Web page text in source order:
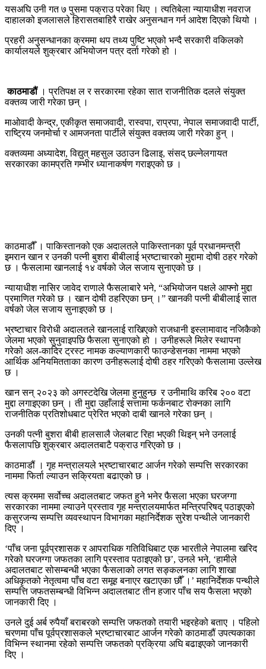
यसअघि उनी गत ७ पुसमा पक्राउ परेका थिए । त्यतिबेला न्यायाधीश नवराज
दाहालको इजलासले हिरासतबाहिरै राखेर अनुसन्धान गर्न आदेश दिएको थियो ।
प्रहरी अनुसन्धानका क्रममा थप तथ्य पुष्टि भएको भन्दै सरकारी वकिलको
कार्यालयले शुक्रबार अभियोजन पत्र दर्ता गरेको हो ।
काठमाडौं। प्रतिपक्ष ल र सरकारमा रहेका सात राजनीतिक दलले संयुक्त
वक्तव्य जारी गरेका छन् ।
माओवादी केन्द्र, एकीकृत समाजवादी, रास्वपा, राप्रपा, नेपाल समाजवादी पार्टी,
राष्ट्रिय जनमोर्चा र आमजनता पार्टीले संयुक्त वक्तव्य जारी गरेका हुन् ।
वक्तव्यमा अध्यादेश, विद्युत् महसुल उठाउन ढिलाइ, संसद् छल्नेलगायत
सरकारका कामप्रति गम्भीर ध्यानाकर्षण गराइएको छ ।
काठमाडौँ । पाकिस्तानको एक अदालतले पाकिस्तानका पूर्व प्रधानमन्त्री
इमरान खान र उनकी पत्नी बुशरा बीबीलाई भ्रष्टाचारको मुद्दामा दोषी ठहर गरेको
छ । फैसलामा खानलाई १४ वर्षको जेल सजाय सुनाएको छ ।
न्यायाधीश नासिर जावेद राणाले फैसलाबारे भने, “अभियोजन पक्षले आफ्नो मुद्दा
प्रमाणित गरेको छ । खान दोषी ठहरिएका छन् ।” खानकी पत्नी बीबीलाई सात
वर्षको जेल सजाय सुनाइएको छ ।
भ्रष्टाचार विरोधी अदालतले खानलाई राखिएको राजधानी इस्लामावाद नजिकैको
जेलमा भएको सुनुवाइपछि फैसला सुनाएको हो । उनीहरूले मिलेर स्थापना
गरेको अल-कादिर ट्रस्ट नामक कल्याणकारी फाउन्डेसनका नाममा भएको
आर्थिक अनियमितताका कारण उनीहरूलाई दोषी ठहर गरिएको फैसलामा उल्लेख
छ ।
खान सन् २०२३ को अगस्टदेखि जेलमा हुनुहुन्छ र उनीमाथि करिब २०० वटा
मुद्दा लगाइएका छन् । ती मुद्दा उहाँलाई सत्तामा फर्कनबाट रोक्नका लागि
राजनीतिक प्रतिशोधबाट प्रेरित भएको दाबी खानले गरेका छन् ।
उनकी पत्नी बुशरा बीबी हालसालै जेलबाट रिहा भएकी थिइन् भने उनलाई
फैसलापछि शुक्रबार अदालतबाटै पक्राउ गरिएको छ ।
काठमाडौं । गृह मन्त्रालयले भ्रष्टाचारबाट आर्जन गरेको सम्पत्ति सरकारका
नाममा फिर्ता ल्याउन सक्रियता बढाएको छ ।
त्यस क्रममा सर्वोच्च अदालतबाट जफत हुने भनेर फैसला भएका घरजग्गा
सरकारका नाममा ल्याउने प्रस्ताव गृह मन्त्रालयमार्फत मन्त्रिपरिषद् पठाइएको
कसुरजन्य सम्पत्ति व्यवस्थापन विभागका महानिर्देशक सुरेश पन्थीले जानकारी
दिए ।
‘पाँच जना पूर्वप्रशासक र आपराधिक गतिविधिबाट एक भारतीले नेपालमा खरिद
गरेको घरजग्गा जफतका लागि प्रस्ताव पठाइएको छ’, उनले भने, ‘हामीले
अदालतबाट सोसम्बन्धी भएका फैसलाको लगत सङ्कलनका लागि शाखा
अधिकृतको नेतृत्वमा पाँच वटा समूह बनाएर खटाएका छौँ ।’ महानिर्देशक पन्थीले
सम्पत्ति जफतसम्बन्धी विभिन्न अदालतबाट तीन हजार पाँच सय फैसला भएको
जानकारी दिए ।
उनले दुई अर्ब रुपैयाँ बराबरको सम्पत्ति जफतको तयारी भइरहेको बताए । पहिलो
चरणमा पाँच पूर्वप्रशासकले भ्रष्टाचारबाट आर्जन गरेको काठमाडौं उपत्यकाका
विभिन्न स्थानमा रहेको सम्पत्ति जफतको प्रक्रिया अघि बढाइएको जानकारी
दिए ।